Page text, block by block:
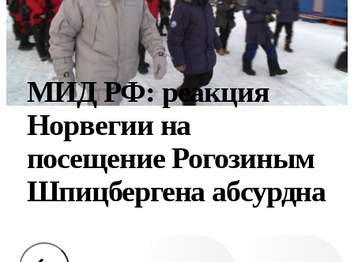
МИД РФ: реакция
Норвегии на
посещение Рогозиным
Шпицбергена абсурдна